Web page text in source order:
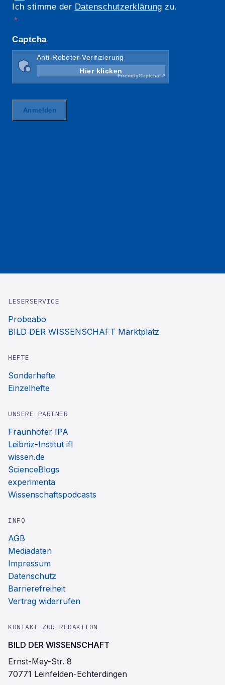
LESERSERVICE
Probeabo
BILD DER WISSENSCHAFT Marktplatz
HEFTE
Sonderhefte
Einzelhefte
UNSERE PARTNER
Fraunhofer IPA
Leibniz-Institut ifl
wissen.de
ScienceBlogs
experimenta
Wissenschaftspodcasts
INFO
AGB
Mediadaten
Impressum
Datenschutz
Barrierefreiheit
Vertrag widerrufen
KONTAKT ZUR REDAKTION
BILD DER WISSENSCHAFT
Ernst-Mey-Str. 8
70771 Leinfelden-Echterdingen